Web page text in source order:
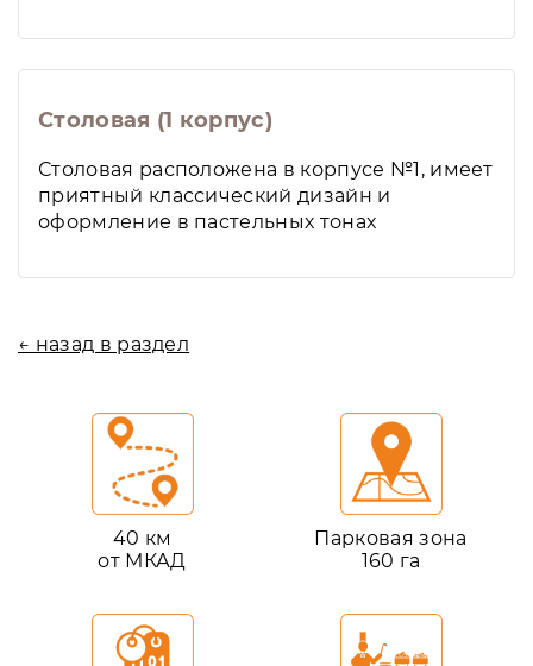
Столовая (1 корпус)
Столовая расположена в корпусе №1, имеет
приятный классический дизайн и
оформление в пастельных тонах
← назад в раздел
40 км
от МКАД
Парковая зона
160 га